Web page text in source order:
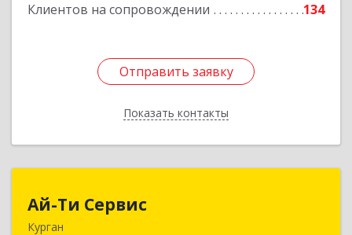
Клиентов на сопровождении 134
Отправить заявку
Показать контакты
Отправить заявку
Назад
Ай-Ти Сервис
Курган